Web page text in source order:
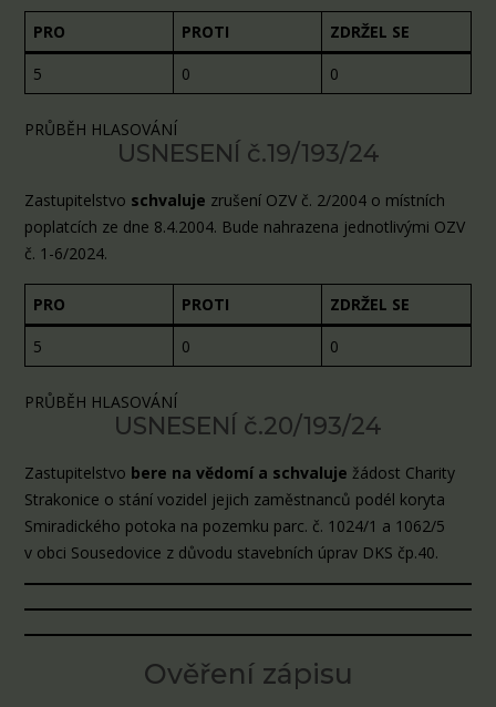
PRO PROTI
ZDRŽEL SE
5
0 0
PRŮBĚH HLASOVÁNÍ
USNESENÍ č.19/193/24
Zastupitelstvo schvaluje zrušení OZV č. 2/2004 o místních
poplatcích ze dne 8.4.2004. Bude nahrazena jednotlivými OZV
č. 1-6/2024.
PRO PROTI
ZDRŽEL SE
5
0 0
PRŮBĚH HLASOVÁNÍ
USNESENÍ č.20/193/24
Zastupitelstvo bere na vědomí a schvaluje žádost Charity
Strakonice o stání vozidel jejich zaměstnanců podél koryta
Smiradického potoka na pozemku parc. č. 1024/1 a 1062/5
v obci Sousedovice z důvodu stavebních úprav DKS čp.40.
Ověření zápisu